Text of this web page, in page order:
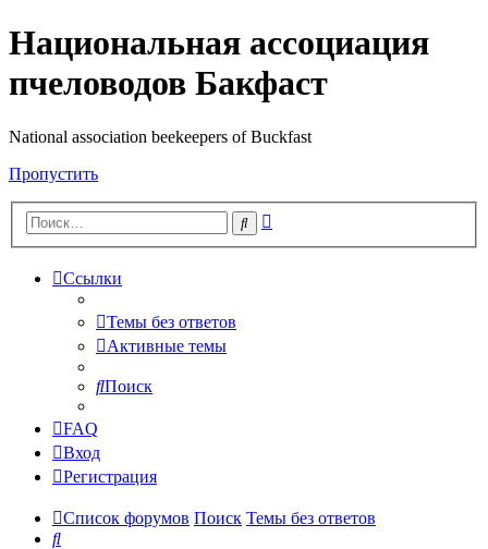
Национальная ассоциация
пчеловодов Бакфаст
National association beekeepers of Buckfast
Пропустить
Поиск
Ссылки
Темы без ответов
Активные темы
Поиск
FAQ
Вход
Регистрация
Список форумов Поиск Темы без ответов
Поиск